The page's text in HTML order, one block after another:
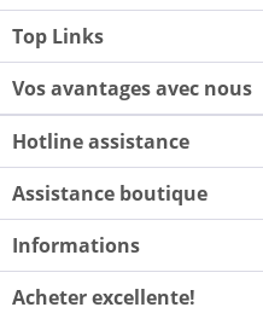
Top Links
Vos avantages avec nous
Hotline assistance
Assistance boutique
Informations
Acheter excellente!